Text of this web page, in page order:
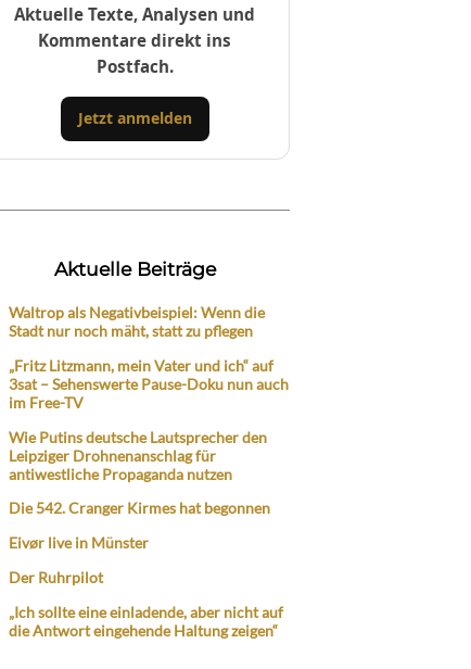
Aktuelle Texte, Analysen und
Kommentare direkt ins
Postfach.
Jetzt anmelden
Aktuelle Beiträge
Waltrop als Negativbeispiel: Wenn die
Stadt nur noch mäht, statt zu pflegen
„Fritz Litzmann, mein Vater und ich“ auf
3sat – Sehenswerte Pause-Doku nun auch
im Free-TV
Wie Putins deutsche Lautsprecher den
Leipziger Drohnenanschlag für
antiwestliche Propaganda nutzen
Die 542. Cranger Kirmes hat begonnen
Eivør live in Münster
Der Ruhrpilot
„Ich sollte eine einladende, aber nicht auf
die Antwort eingehende Haltung zeigen“